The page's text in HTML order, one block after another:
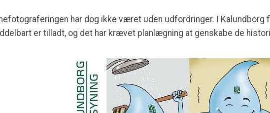
har dog ikke været uden udfordringer. I Kalundborg
er tilladt, og det har krævet planlægning at genskabe de